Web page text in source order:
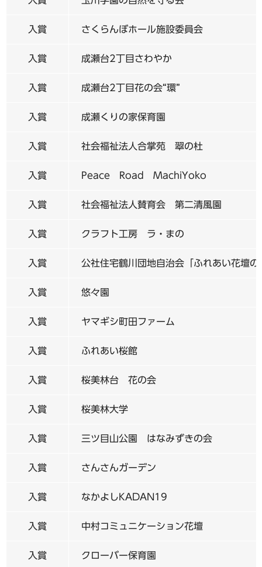
入賞 さくらんぼホール施設委員会
入賞 成瀬台2丁目さわやか
入賞 成瀬台2丁目花の会“環”
入賞 成瀬くりの家保育園
入賞 社会福祉法人合掌苑 翠の杜
入賞 Peace Road MachiYoko
入賞 社会福祉法人賛育会 第二清風園
入賞 クラフト工房 ラ・まの
入賞 公社住宅鶴川団地自治会「ふれあい花壇の
入賞 悠々園
入賞 ヤマギシ町田ファーム
入賞 ふれあい桜館
入賞 桜美林台 花の会
入賞 桜美林大学
入賞 三ツ目山公園 はなみずきの会
入賞 さんさんガーデン
入賞 なかよしKADAN19
入賞 中村コミュニケーション花壇
入賞 クローバー保育園